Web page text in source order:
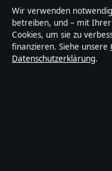
Abendanalyse ist ein
Nachrichtenanbieter
Technik und
trägt eine Byline, wird
Wir verwenden
betreiben, und – mit
Cookies, um sie zu
finanzieren. Siehe unsere
Datenschutzerklärung.